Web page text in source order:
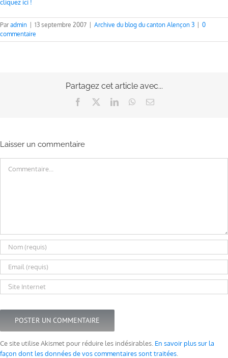
cliquez ici !
Paradmin 13 septembre 2007 Archive du blog du canton Alençon 3
0
commentaire
Partagez cet article avec...
Facebook LinkedInWhatsApp
Email
Laisser un commentaire
Ce site utilise Akismet pour réduire les indésirables. En savoir plus sur la
façon dont les données de vos commentaires sont traitées